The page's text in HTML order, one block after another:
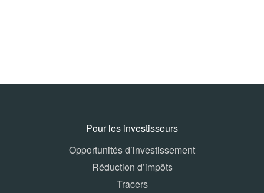
Pour les investisseurs
Opportunités d’investissement
Réduction d’impôts
Tracers